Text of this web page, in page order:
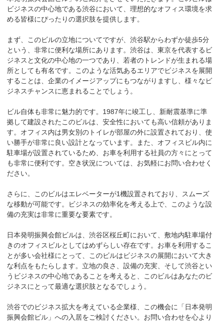
ビジネスの中心地である渋谷において、理想的なオフィス環境を求
める皆様にぴったりの選択肢を提供します。
まず、このビルの立地についてですが、渋谷駅からわずか徒歩5分
という、非常に便利な場所にあります。渋谷は、東京を代表するビ
ジネスと文化の中心地の一つであり、若者のトレンドが生まれる場
所としても有名です。このような活気あるエリアでビジネスを展開
することは、企業のイメージアップにもつながりますし、様々なビ
ジネスチャンスに恵まれることでしょう。
ビル自体も非常に魅力的です。1987年に竣工し、新耐震基準に準
拠して建設されたこのビルは、安全性においても高い信頼がありま
す。オフィス内は男女別のトイレが部屋の外に設置されており、使
い勝手が非常に良い設計となっています。また、オフィスビル内に
駐車場が設置されているため、お車を利用する社員の方々にとって
も非常に便利です。空き状況については、お気軽にお問い合わせく
ださい。
さらに、このビルはエレベーターが1機設置されており、スムーズ
な移動が可能です。ビジネスの効率化を考える上で、このような設
備の充実は非常に重要な要素です。
日本発明振興会館ビルは、渋谷区桜丘町において、敷地内駐車場付
きのオフィスビルとしてはめずらしい存在です。お車を利用するこ
とが多い会社様にとって、このビルはビジネスの展開において大き
な利点をもたらします。立地の良さ、設備の充実、そして渋谷とい
うビジネスの中心地であることを考えると、このビルはあなたのビ
ジネスにとって最適な選択肢となるでしょう。
渋谷でのビジネス拡大を考えている企業様、この機会に「日本発明
振興会館ビル」への入居をご検討ください。お問い合わせを心より